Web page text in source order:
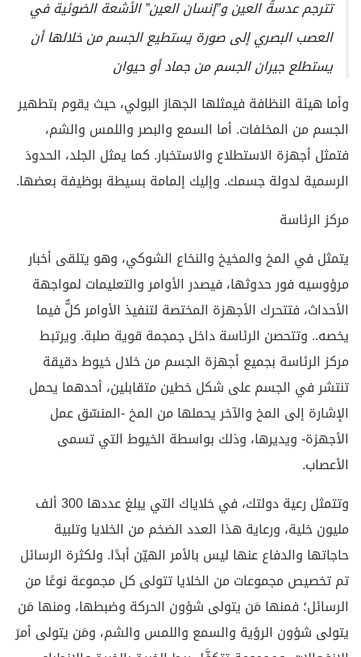
تترجم عدسةُ العين و”إنسان العين” الأشعة الضوئية في
العصب البصري إلى صورة يستطيع الجسم من خلالها أن
يستطلع جيران الجسم من جماد أو حيوان
وأما هيئة النظافة فيمثلها الجهاز البولي، حيث يقوم بتطهير
الجسم من المخلفات. أما السمع والبصر واللمس والشم،
فتمثل أجهزة الاستطلاع والاستخبار. كما يمثل الجلد، الحدودَ
الرسمية لدولة جسمك. وإليك إلمامة بسيطة بوظيفة بعضها.
مركز الرئاسة
يتمثل في المخ والمخيخ والنخاع الشوكي، وهو يتلقى أخبار
مرؤوسيه فور حدوثها، فيصدر الأوامر والتعليمات لمواجهة
الأحداث، فتتحرك الأجهزة المختصة لتنفيذ الأوامر كلٌّ فيما
يخصه.. وتتحصن الرئاسة داخل جمجمة قوية صلبة. ويرتبط
مركز الرئاسة بجميع أجهزة الجسم من خلال خيوط دقيقة
تنتشر في الجسم على شكل خطين متقابلين، أحدهما يحمل
الإشارة إلى المخ والآخر يحملها من المخ -المنسّق عمل
الأجهزة- ويديرها، وذلك بواسطة الخيوط التي تسمى
الأعصاب.
وتتمثل رعية دولتك، في خلاياك التي يبلغ عددها 300 ألف
مليون خلية، ورعاية هذا العدد الضخم من الخلايا وتلبية
حاجاتها والدفاع عنها ليس بالأمر الهيّن أبدًا. ولكثرة الرسائل
تم تخصيص مجموعات من الخلايا تتولى كل مجموعة نوعًا من
الرسائل؛ فمنها مَن يتولى شؤون الحركة وضبطها، ومنها مَن
يتولى شؤون الرؤية والسمع واللمس والشم، ومَن يتولى أمرَ